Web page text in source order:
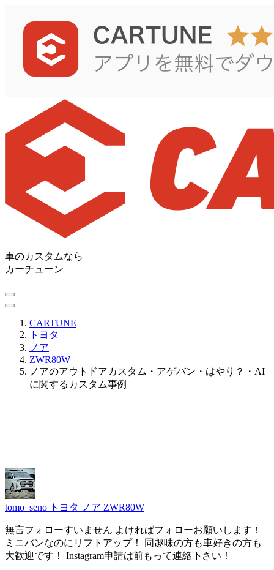
車のカスタムなら
カーチューン
CARTUNE
トヨタ
ノア
ZWR80W
ノアのアウトドアカスタム・アゲバン・はやり？・AI
に関するカスタム事例
tomo_seno トヨタ ノア ZWR80W
無言フォローすいません よければフォローお願いします！
ミニバンなのにリフトアップ！ 同趣味の方も車好きの方も
大歓迎です！ Instagram申請は前もって連絡下さい！